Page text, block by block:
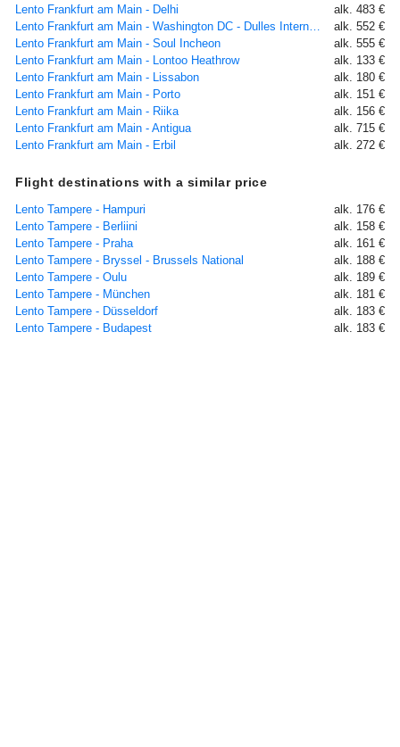
Lento Frankfurt am Main - Delhi
alk. 483 €
Lento Frankfurt am Main - Washington DC - Dulles International Airport, DC
alk. 552 €
Lento Frankfurt am Main - Soul Incheon
alk. 555 €
Lento Frankfurt am Main - Lontoo Heathrow
alk. 133 €
Lento Frankfurt am Main - Lissabon
alk. 180 €
Lento Frankfurt am Main - Porto
alk. 151 €
Lento Frankfurt am Main - Riika
alk. 156 €
Lento Frankfurt am Main - Antigua
alk. 715 €
Lento Frankfurt am Main - Erbil
alk. 272 €
Flight destinations with a similar price
Lento Tampere - Hampuri
alk. 176 €
Lento Tampere - Berliini
alk. 158 €
Lento Tampere - Praha
alk. 161 €
Lento Tampere - Bryssel - Brussels National
alk. 188 €
Lento Tampere - Oulu
alk. 189 €
Lento Tampere - München
alk. 181 €
Lento Tampere - Düsseldorf
alk. 183 €
Lento Tampere - Budapest
alk. 183 €